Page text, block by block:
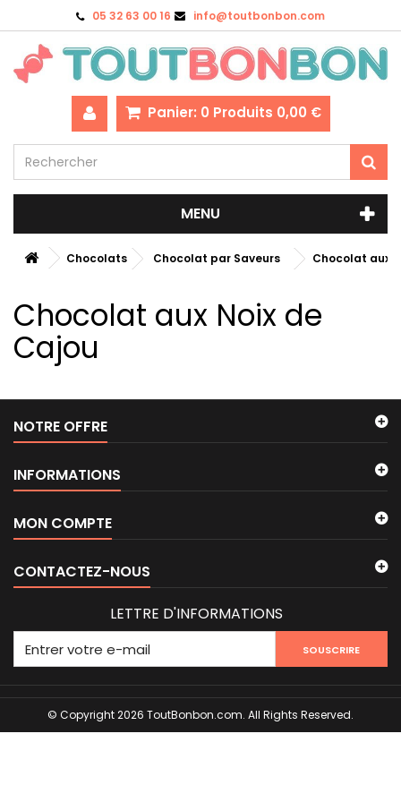
05 32 63 00 16 info@toutbonbon.com
Panier: 0 Produits 0,00 €
MENU
Chocolats Chocolat par Saveurs Chocolat aux
Chocolat aux Noix de
Cajou
NOTRE OFFRE
INFORMATIONS
© Copyright 2026 ToutBonbon.com. All Rights Reserved.
MON COMPTE
CONTACTEZ-NOUS
LETTRE D'INFORMATIONS
SOUSCRIRE